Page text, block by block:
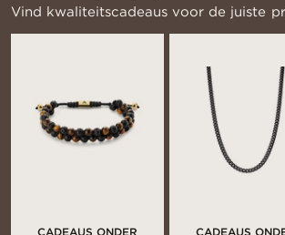
Vind kwaliteitscadeaus voor de juiste
CADEAUS ONDER
CADEAUS